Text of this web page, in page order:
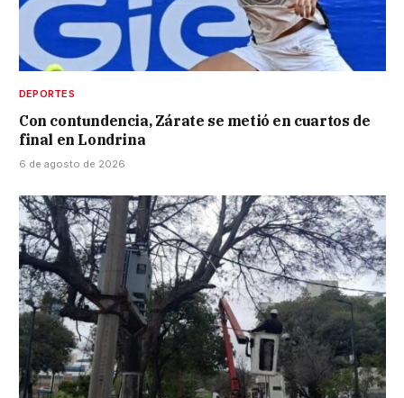
DEPORTES
Con contundencia, Zárate se metió en cuartos de
final en Londrina
6 de agosto de 2026